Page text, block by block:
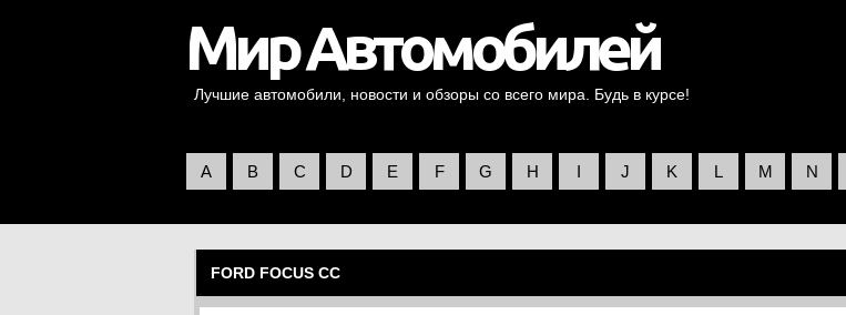
Лучшие автомобили, новости и обзоры со всего мира. Будь в курсе!
A B C D E F G H I J K L M N
FORD FOCUS CC